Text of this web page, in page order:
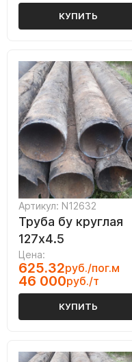
КУПИТЬ
Артикул: N12632
Труба бу круглая
127х4.5
Цена:
625.32руб./пог.м
46 000руб./т
КУПИТЬ